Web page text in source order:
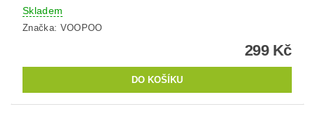
Skladem
Značka: VOOPOO
299 Kč